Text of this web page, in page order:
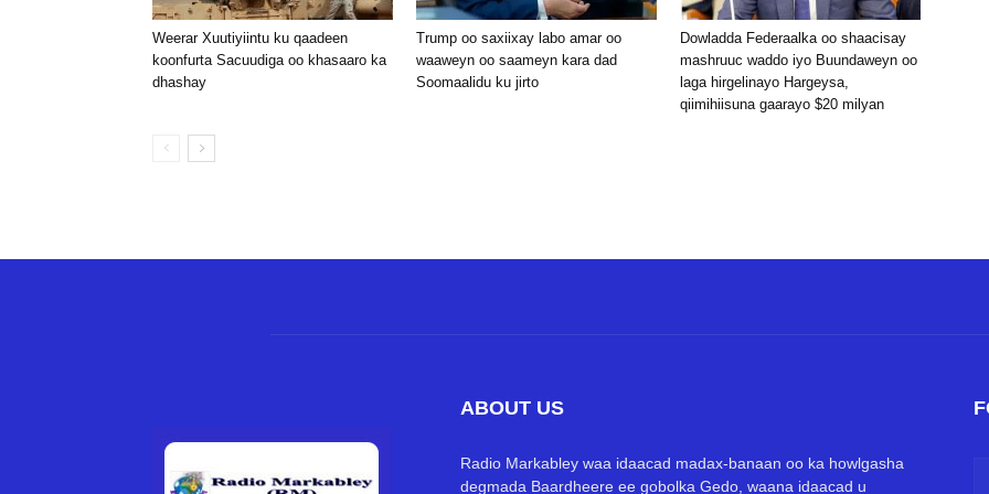
Weerar Xuutiyiintu ku qaadeen
koonfurta Sacuudiga oo khasaaro ka
dhashay
Trump oo saxiixay labo amar oo
waaweyn oo saameyn kara dad
Soomaalidu ku jirto
Dowladda Federaalka oo shaacisay
mashruuc waddo iyo Buundaweyn oo
laga hirgelinayo Hargeysa,
qiimihiisuna gaarayo $20 milyan
ABOUT US
Radio Markabley waa idaacad madax-banaan oo ka howlgasha
degmada Baardheere ee gobolka Gedo, waana idaacad u